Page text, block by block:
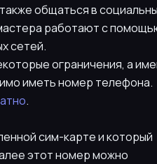
общаться в
работают с
сетей.
ограничения, а
иметь номер телефона.
.
сим-карте и который
этот номер можно